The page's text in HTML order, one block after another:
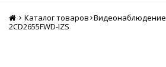
Главная
Каталог товаров Видеонаблюдение
2CD2655FWD-IZS